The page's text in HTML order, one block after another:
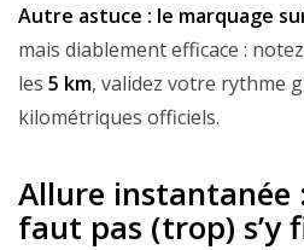
Autre astuce : le marquage
mais diablement efficace :
les 5 km, validez votre rythme
kilométriques officiels.
Allure instantanée
faut pas (trop) s’y